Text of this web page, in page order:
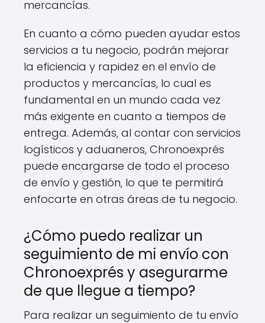
mercancías.
En cuanto a cómo pueden ayudar estos
servicios a tu negocio, podrán mejorar
la eficiencia y rapidez en el envío de
productos y mercancías, lo cual es
fundamental en un mundo cada vez
más exigente en cuanto a tiempos de
entrega. Además, al contar con servicios
logísticos y aduaneros, Chronoexprés
puede encargarse de todo el proceso
de envío y gestión, lo que te permitirá
enfocarte en otras áreas de tu negocio.
¿Cómo puedo realizar un
seguimiento de mi envío con
Chronoexprés y asegurarme
de que llegue a tiempo?
Para realizar un seguimiento de tu envío